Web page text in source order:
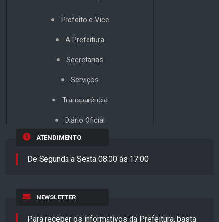
Prefeito e Vice
A Prefeitura
Secretarias
Serviços
Transparência
Diário Oficial
ATENDIMENTO
De Segunda a Sexta 08:00 às 17:00
NEWSLETTER
Para receber os informativos da Prefeitura, basta